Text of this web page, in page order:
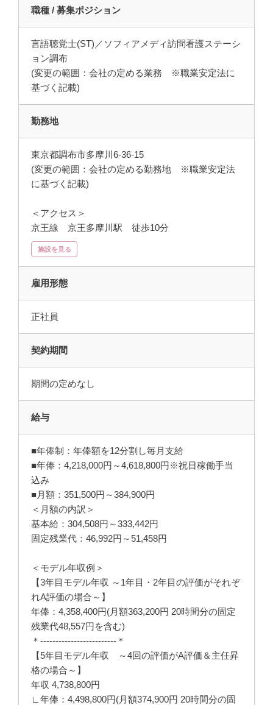
職種 / 募集ポジション
言語聴覚士(ST)／ソフィアメディ訪問看護ステーシ
ョン調布
(変更の範囲：会社の定める業務 ※職業安定法に
基づく記載)
勤務地
東京都調布市多摩川6-36-15
(変更の範囲：会社の定める勤務地 ※職業安定法
に基づく記載)
＜アクセス＞
京王線 京王多摩川駅 徒歩10分
施設を見る
雇用形態
正社員
契約期間
期間の定めなし
給与
■年俸制：年俸額を12分割し毎月支給
■年俸：4,218,000円～4,618,800円※祝日稼働手当
込み
■月額：351,500円～384,900円
＜月額の内訳＞
基本給：304,508円～333,442円
固定残業代：46,992円～51,458円
＜モデル年収例＞
【3年目モデル年収 ～1年目・2年目の評価がそれぞ
れA評価の場合～】
年俸：4,358,400円(月額363,200円 20時間分の固定
残業代48,557円を含む)
＊-------------------------＊
【5年目モデル年収 ～4回の評価がA評価＆主任昇
格の場合～】
年収 4,738,800円
∟年俸：4,498,800円(月額374,900円 20時間分の固